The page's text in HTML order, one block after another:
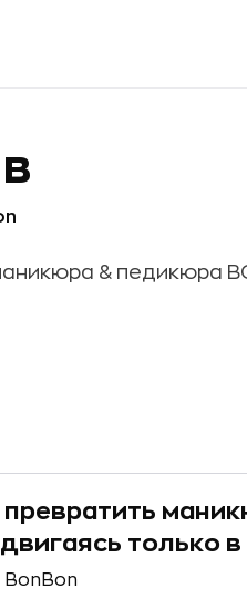
& педикюра
превратить
только в
BonBon